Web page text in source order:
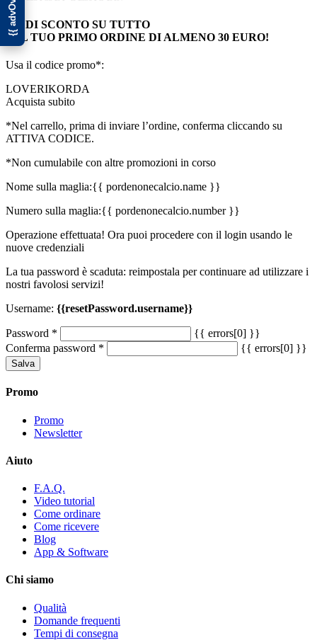
10€ DI SCONTO SU TUTTO
SUL TUO PRIMO ORDINE DI ALMENO 30 EURO!
Usa il codice promo*:
LOVERIKORDA
Acquista subito
*Nel carrello, prima di inviare l’ordine, conferma cliccando su
ATTIVA CODICE.
*Non cumulabile con altre promozioni in corso
Nome sulla maglia:{{ pordenonecalcio.name }}
Numero sulla maglia:{{ pordenonecalcio.number }}
Operazione effettuata! Ora puoi procedere con il login usando le
nuove credenziali
La tua password è scaduta: reimpostala per continuare ad utilizzare i
nostri favolosi servizi!
Username: {{resetPassword.username}}
Password *
{{ errors[0] }}
Conferma password * {{ errors[0] }}
Salva
Promo
Promo
Newsletter
Aiuto
F.A.Q.
Video tutorial
Come ordinare
Come ricevere
Blog
App & Software
Chi siamo
Qualità
Domande frequenti
Tempi di consegna